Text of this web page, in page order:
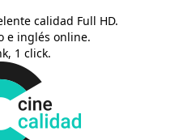
calidad Full HD.
e inglés online.
1 click.